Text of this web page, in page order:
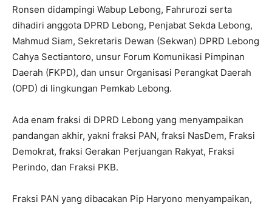
Ronsen didampingi Wabup Lebong, Fahrurozi serta
dihadiri anggota DPRD Lebong, Penjabat Sekda Lebong,
Mahmud Siam, Sekretaris Dewan (Sekwan) DPRD Lebong
Cahya Sectiantoro, unsur Forum Komunikasi Pimpinan
Daerah (FKPD), dan unsur Organisasi Perangkat Daerah
(OPD) di lingkungan Pemkab Lebong.
Ada enam fraksi di DPRD Lebong yang menyampaikan
pandangan akhir, yakni fraksi PAN, fraksi NasDem, Fraksi
Demokrat, fraksi Gerakan Perjuangan Rakyat, Fraksi
Perindo, dan Fraksi PKB.
Fraksi PAN yang dibacakan Pip Haryono menyampaikan,